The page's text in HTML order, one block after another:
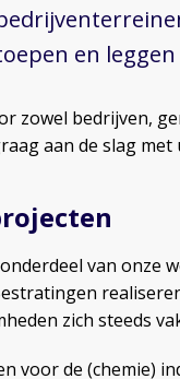
en
zowel bedrijven,
aan de slag met
van onze
zich steeds
voor de (chemie)